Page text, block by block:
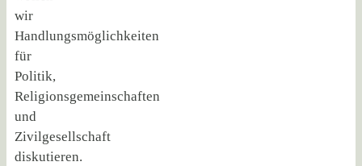
wir
Handlungsmöglichkeiten
für
Politik,
Religionsgemeinschaften
und
Zivilgesellschaft
diskutieren.